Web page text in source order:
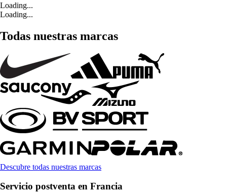
Loading...
Loading...
Todas nuestras marcas
Descubre todas nuestras marcas
Servicio postventa en Francia